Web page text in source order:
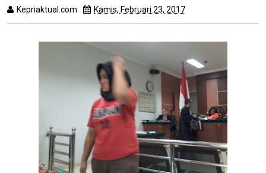
Kepriaktual.com Kamis, Februari 23, 2017